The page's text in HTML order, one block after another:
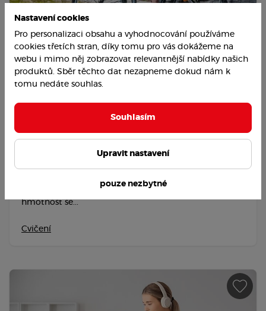
Elektrokola do 30 000 Kč: Průvodce výběrem a
přehled modelů
7 min.
V segmentu do 30 000 Kč počítejte s nábojovým
nebo základním centrálním motorem s výkonem 250
jednoduchým LCD displejem. Rám bývá hliníkový,
hmotnost se...
Cvičení
Nastavení cookies
Pro personalizaci obsahu a vyhodnocování používáme
cookies třetích stran, díky tomu pro vás dokážeme na
webu i mimo něj zobrazovat relevantnější nabídky našich
produktů. Sběr těchto dat nezapneme dokud nám k
tomu nedáte souhlas.
Souhlasím
Upravit nastavení
pouze nezbytné